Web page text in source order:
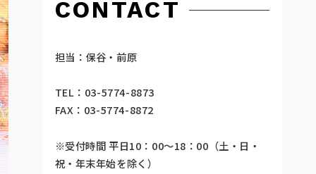
CONTACT
担当：保谷・前原
TEL：03-5774-8873
FAX：03-5774-8872
※受付時間 平日10：00～18：00（土・日・
祝・年末年始を除く）